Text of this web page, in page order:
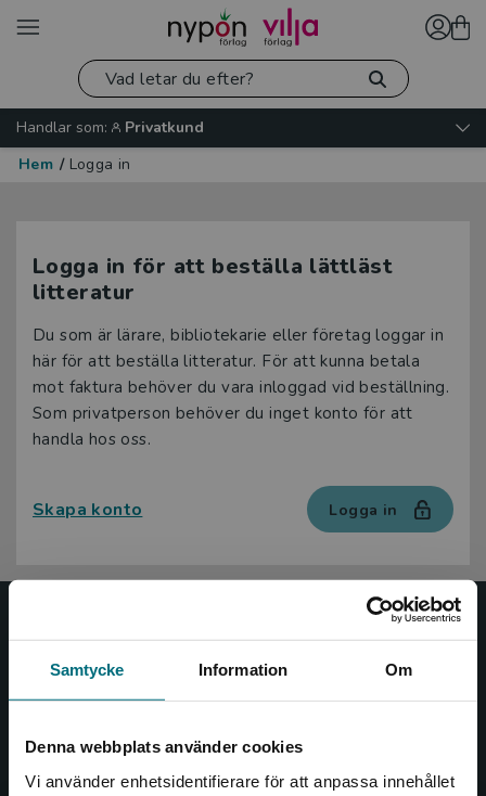
Samtycke Information Om
Denna webbplats använder cookies
Vi använder enhetsidentifierare för att anpassa innehållet
Handlar som:
Privatkund
Hem / Logga in
Logga in för att beställa lättläst
litteratur
Du som är lärare, bibliotekarie eller företag loggar in
här för att beställa litteratur. För att kunna betala
mot faktura behöver du vara inloggad vid beställning.
Som privatperson behöver du inget konto för att
handla hos oss.
Skapa konto Logga in
Nypon och Vilja
Nypon och Vilja förlag ger ut böcker som väcker läslust
såväl barn som vuxna.
Nypon och Vilja förlag är en del av Studentlitteratur.